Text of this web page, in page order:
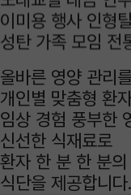
올바른 영양 관리
개인별 맞춤형 환
임상 경험 풍부한
신선한 식재료로
환자 한 분 한 분
식단을 제공합니다.